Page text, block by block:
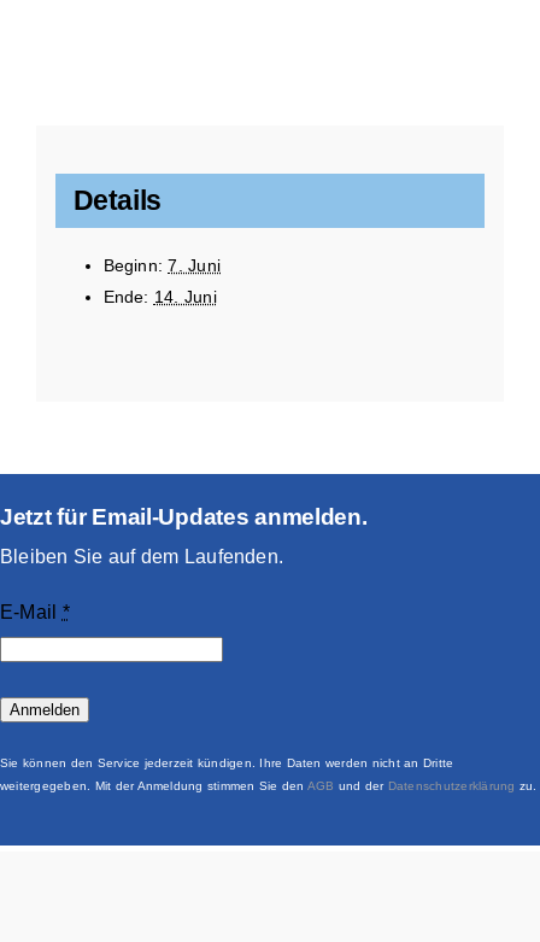
Details
Beginn: 7. Juni
Ende: 14. Juni
Jetzt für Email-Updates anmelden.
Bleiben Sie auf dem Laufenden.
E-Mail *
Anmelden
Sie können den Service jederzeit kündigen. Ihre Daten werden nicht an Dritte
weitergegeben. Mit der Anmeldung stimmen Sie den AGB und der Datenschutzerklärung zu.